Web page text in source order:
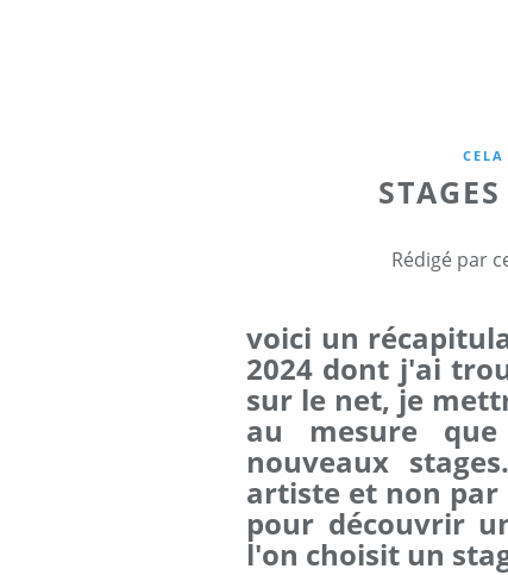
CELA
Rédigé par
voici un
2024 dont j'ai
sur le net, je
au mesure
nouveaux
artiste et non par
pour découvrir
l'on choisit un